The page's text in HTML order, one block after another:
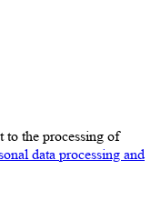
the processing of
data processing and